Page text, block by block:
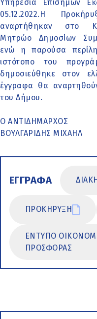
Υπηρεσία Επισήμων
05.12.2022.Η
αναρτήθηκαν στο
Μητρώο Δημοσίων
ενώ η παρούσα
ιστότοπο του
δημοσιεύθηκε στον
έγγραφα θα
του Δήμου.
Ο ΑΝΤΙΔΗΜΑΡΧΟΣ
ΒΟΥΛΓΑΡΙΔΗΣ ΜΙΧΑΗΛ
ΕΓΓΡΑΦΑ
ΠΡΟΚΗΡΥΞΗ
ΕΝΤΥΠΟ
ΠΡΟΣΦΟΡΑΣ